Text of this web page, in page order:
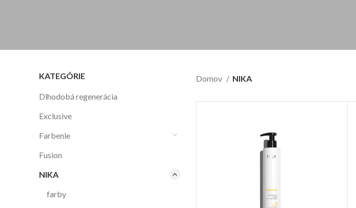
KATEGÓRIE
Dlhodobá regenerácia
Exclusive
Farbenie
Fusion
NIKA
farby
Domov NIKA